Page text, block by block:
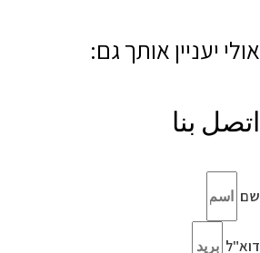
אולי יעניין אותך גם:
اتصل بنا
שם
דוא"ל